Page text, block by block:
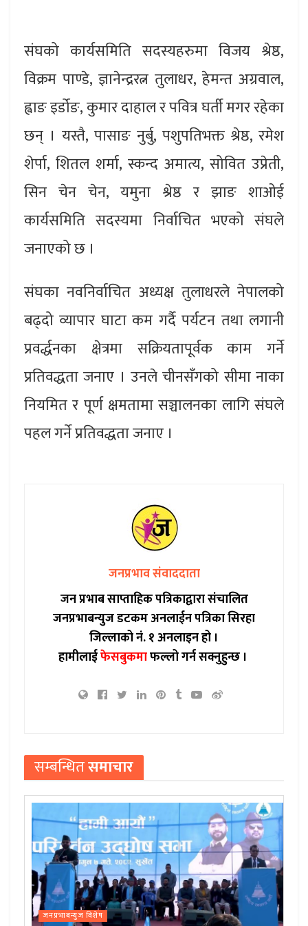
संघको कार्यसमिति सदस्यहरुमा विजय श्रेष्ठ,
विक्रम पाण्डे, ज्ञानेन्द्ररत्न तुलाधर, हेमन्त अग्रवाल,
ह्वाङ इर्डोङ, कुमार दाहाल र पवित्र घर्ती मगर रहेका
छन् । यस्तै, पासाङ नुर्बु, पशुपतिभक्त श्रेष्ठ, रमेश
शेर्पा, शितल शर्मा, स्कन्द अमात्य, सोवित उप्रेती,
सिन चेन चेन, यमुना श्रेष्ठ र झाङ शाओई
कार्यसमिति सदस्यमा निर्वाचित भएको संघले
जनाएको छ ।
संघका नवनिर्वाचित अध्यक्ष तुलाधरले नेपालको
बढ्दो व्यापार घाटा कम गर्दै पर्यटन तथा लगानी
प्रवर्द्धनका क्षेत्रमा सक्रियतापूर्वक काम गर्ने
प्रतिवद्धता जनाए । उनले चीनसँगको सीमा नाका
नियमित र पूर्ण क्षमतामा सञ्चालनका लागि संघले
पहल गर्ने प्रतिवद्धता जनाए ।
जनप्रभाव संवाददाता
जन प्रभाब साप्ताहिक पत्रिकाद्वारा संचालित
जनप्रभाबन्युज डटकम अनलाईन पत्रिका सिरहा
जिल्लाको नं. १ अनलाइन हो ।
हामीलाईफेसबुकमाफल्लो गर्न सक्नुहुन्छ ।
सम्बन्धितसमाचार
जनप्रभाबन्युज विशेष